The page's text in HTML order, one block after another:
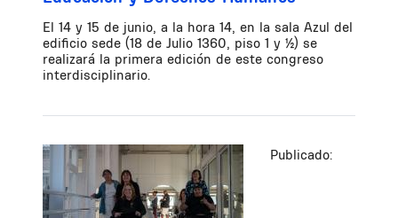
El 14 y 15 de junio, a la hora 14, en la sala Azul del
edificio sede (18 de Julio 1360, piso 1 y ½) se
realizará la primera edición de este congreso
interdisciplinario.
Publicado: